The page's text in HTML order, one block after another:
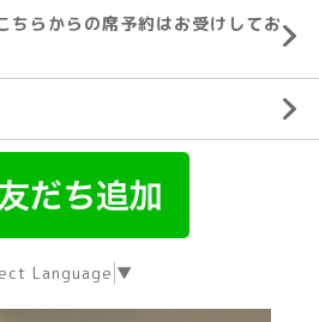
ちらからの席予約はお受けしてお
Language ▼